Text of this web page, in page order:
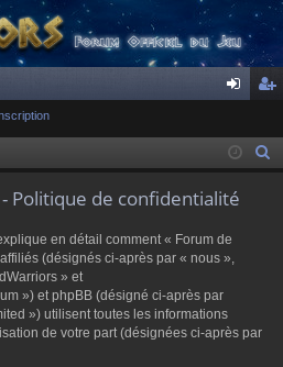
ne cri
Politique de confidentialité
en détail comment « Forum de
(désignés ci-après par « nous »,
» et
») et phpBB (désigné ci-après par
») utilisent toutes les informations
de votre part (désignées ci-après par